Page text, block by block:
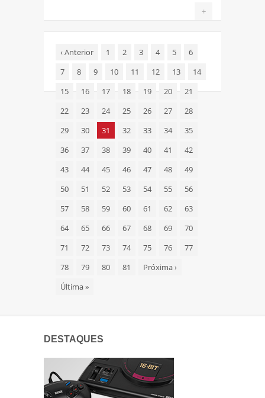
+
‹Anterior 1 2 3 4 5
6
7
8 9 10 11 12 13
14
15
16 17 18 19 20
21
22
23 24 25 26 27
28
29
30 31 32 33 34
35
36
37 38 39 40 41
42
43
44 45 46 47 48
49
50
51 52 53 54 55
56
57
58 59 60 61 62
63
64
65 66 67 68 69
70
71
72 73 74 75 76
77
78
79 80 81 Próxima›
Última»
DESTAQUES